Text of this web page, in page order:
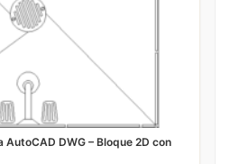
DWG – Bloque 2D con